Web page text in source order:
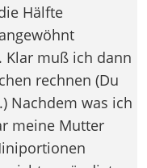
Hälfte
Klar muß ich dann
rechnen (Du
Nachdem was ich
meine Mutter